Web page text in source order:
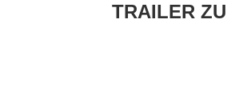
TRAILER